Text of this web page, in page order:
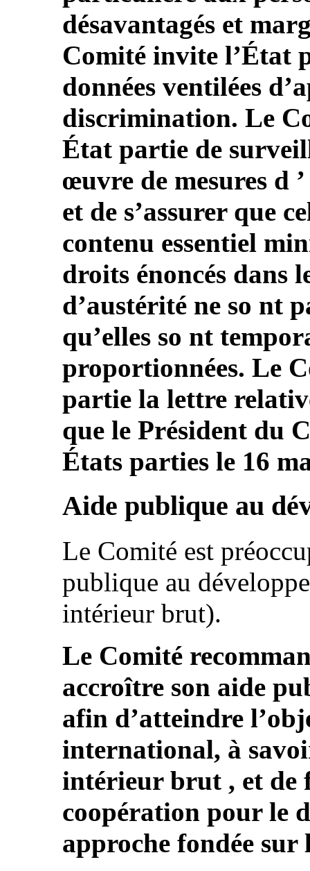
désavantagés et
Comité invite l’État
données ventilées
discrimination. Le
État partie de
œuvre de mesures d
et de s’assurer que
contenu essentiel
droits énoncés dans
d’austérité ne so nt
qu’elles so nt
proportionnées. Le
partie la lettre
que le Président du
États parties le 16
Aide publique au
Le Comité est
publique au
intérieur brut).
Le Comité
accroître son aide
afin d’atteindre
international, à
intérieur brut , et de
coopération pour le
approche fondée sur